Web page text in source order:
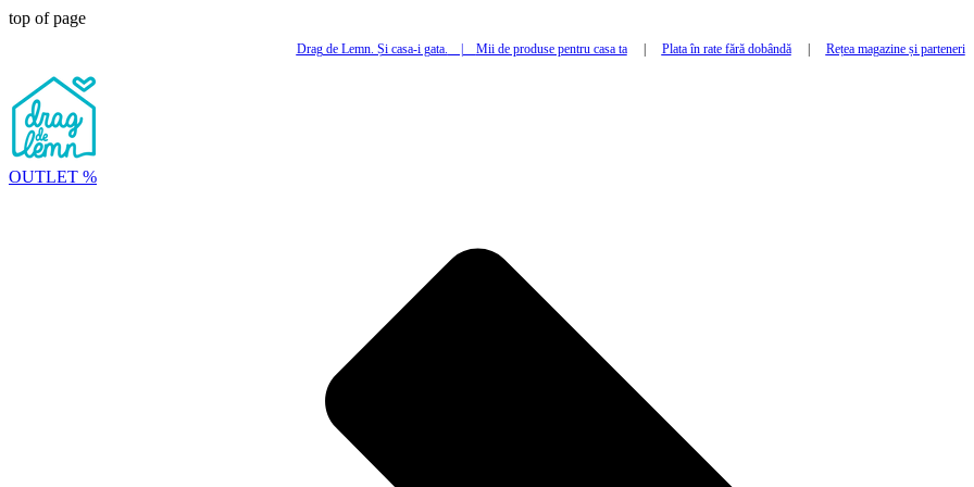
top of page
Drag de Lemn. Și casa-i gata. Mii de produse pentru casa ta| Plata în rate fără dobândă| Rețea magazine și parteneri
OUTLET %